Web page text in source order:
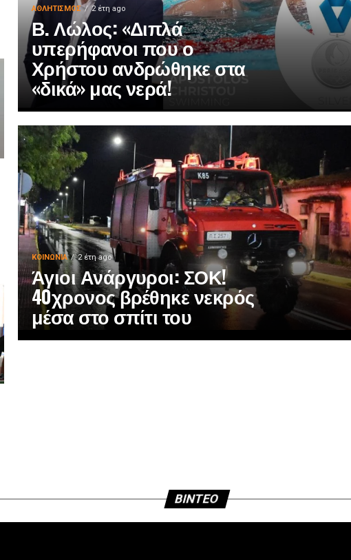
ΑΘΛΗΤΙΣΜΌΣ 2 έτη ago
Β. Λώλος: «Διπλά
υπερήφανοι που ο
Χρήστου ανδρώθηκε στα
«δικά» μας νερά!
ΚΟΙΝΩΝΊΑ 2 έτη ago
Άγιοι Ανάργυροι: ΣΟΚ!
40χρονος βρέθηκε νεκρός
μέσα στο σπίτι του
BINTEO